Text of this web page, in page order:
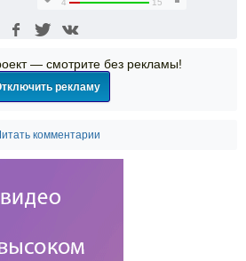
4 15
— смотрите без рекламы!
рекламу
комментарии